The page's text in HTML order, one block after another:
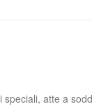
atte a